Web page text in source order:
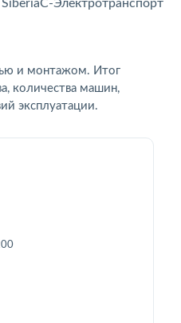
С-Электротранспорт
и монтажом. Итог
количества машин,
эксплуатации.